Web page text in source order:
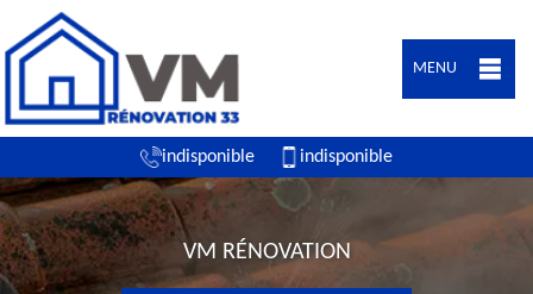
MENU
indisponible indisponible
VM RÉNOVATION